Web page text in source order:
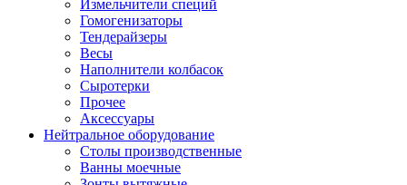
Измельчители специй
Гомогенизаторы
Тендерайзеры
Весы
Наполнители колбасок
Сыротерки
Прочее
Аксессуары
Нейтральное оборудование
Столы производственные
Ванны моечные